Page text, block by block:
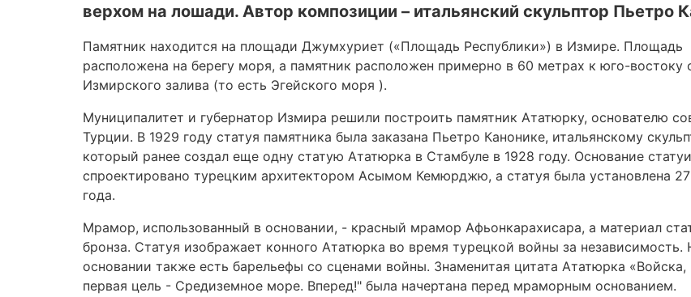
верхом на лошади. Автор композиции – итальянский скульптор Пьетро
Памятник находится на площади Джумхуриет («Площадь Республики») в Измире. Площадь
расположена на берегу моря, а памятник расположен примерно в 60 метрах к юго-востоку
Измирского залива (то есть Эгейского моря ).
Муниципалитет и губернатор Измира решили построить памятник Ататюрку, основателю
Турции. В 1929 году статуя памятника была заказана Пьетро Канонике, итальянскому
который ранее создал еще одну статую Ататюрка в Стамбуле в 1928 году. Основание
спроектировано турецким архитектором Асымом Кемюрджю, а статуя была установлена
года.
Мрамор, использованный в основании, - красный мрамор Афьонкарахисара, а материал
бронза. Статуя изображает конного Ататюрка во время турецкой войны за независимость.
основании также есть барельефы со сценами войны. Знаменитая цитата Ататюрка «Войска,
первая цель - Средиземное море. Вперед!" была начертана перед мраморным основанием.